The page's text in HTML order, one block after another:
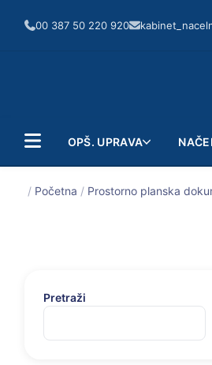
00 387 50 220 920
OPŠ. UPRAVA
/ Početna / Prostorno planska
Pretraži